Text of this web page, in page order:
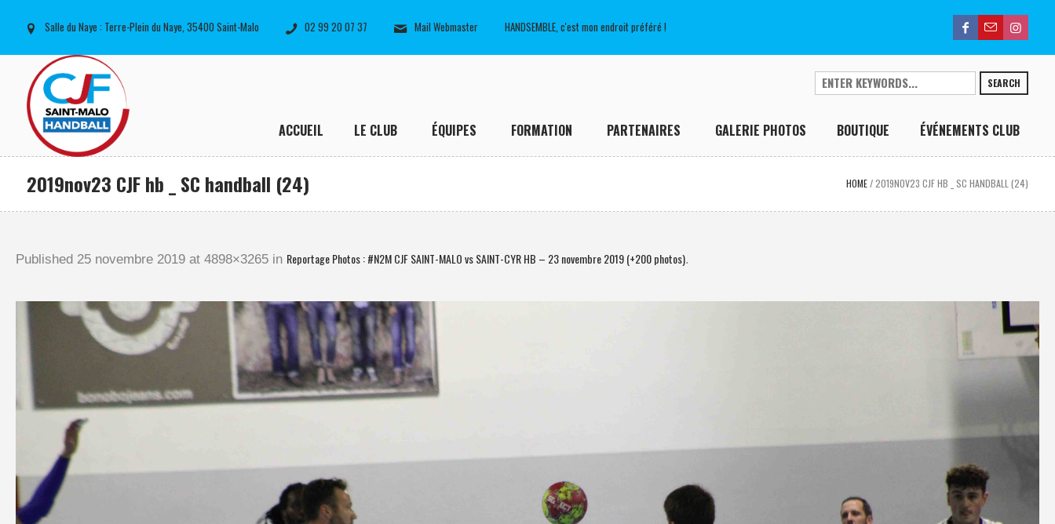
Salle du Naye : Terre-Plein du Naye, 35400 Saint-Malo 02 99 20 07 37 Mail Webmaster HANDSEMBLE, c'est mon endroit préféré !
SEARCH
ACCUEIL LE CLUB ÉQUIPES FORMATION PARTENAIRES GALERIE PHOTOS BOUTIQUE ÉVÉNEMENTS CLUB
2019nov23 CJF hb _ SC handball (24) HOME /2019NOV23 CJF HB _ SC HANDBALL (24)
Published 25 novembre 2019 at 4898×3265 in Reportage Photos : #N2M CJF SAINT-MALO vs SAINT-CYR HB – 23 novembre 2019 (+200 photos).